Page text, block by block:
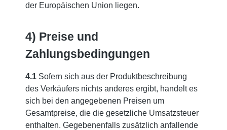
der Europäischen Union liegen.
4) Preise und
Zahlungsbedingungen
4.1 Sofern sich aus der Produktbeschreibung
des Verkäufers nichts anderes ergibt, handelt es
sich bei den angegebenen Preisen um
Gesamtpreise, die die gesetzliche Umsatzsteuer
enthalten. Gegebenenfalls zusätzlich anfallende